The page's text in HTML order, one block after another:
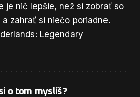
je nič lepšie, než si zobrať so
zahrať si niečo poriadne.
Legendary
o tom myslíš?